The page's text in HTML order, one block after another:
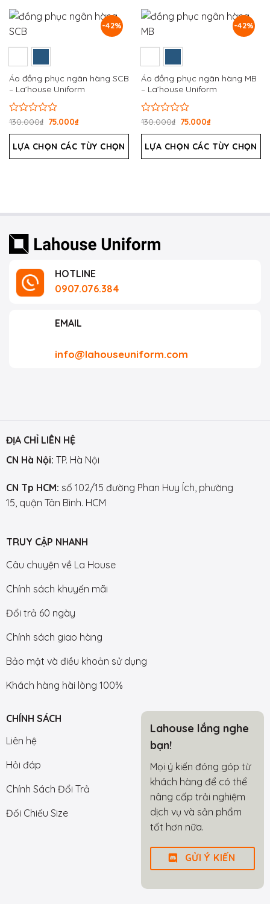
-42%
Áo đồng phục ngân hàng SCB
– La’house Uniform
Được
hạng
0
5
130.000₫ 75.000₫
LỰA CHỌN CÁC TÙY CHỌN
-42%
Áo đồng phục ngân hàng MB
– La’house Uniform
Được
hạng
0
5
130.000₫ 75.000₫
LỰA CHỌN CÁC TÙY CHỌN
HOTLINE
0907.076.384
EMAIL
info@lahouseuniform.com
ĐỊA CHỈ LIÊN HỆ
CN Hà Nội: TP. Hà Nội
CN Tp HCM: số 102/15 đường Phan Huy Ích, phường
15, quận Tân Bình. HCM
TRUY CẬP NHANH
Câu chuyện về La House
Chính sách khuyến mãi
Đổi trả 60 ngày
Chính sách giao hàng
Bảo mật và điều khoản sử dụng
Khách hàng hài lòng 100%
CHÍNH SÁCH
Liên hệ
Hỏi đáp
Chính Sách Đổi Trả
Đối Chiếu Size
Lahouse lắng nghe
bạn!
Mọi ý kiến đóng góp từ
khách hàng để có thể
nâng cấp trải nghiệm
dịch vụ và sản phẩm
tốt hơn nữa.
GỬI Ý KIẾN